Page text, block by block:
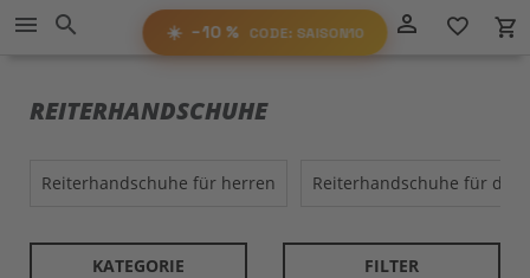
−10%RABATTAUF ALLES!
☀️ −10 % CODE: SAISON10
Direkt
zum
Inhalt
person_outline favorite_border local_grocery_store
menu search
REITERHANDSCHUHE
reiterhandschuhe für herren reiterhandschuhe für
KATEGORIE FILTER